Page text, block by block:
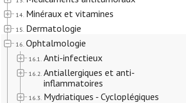
14. Minéraux et vitamines
15. Dermatologie
16. Ophtalmologie
16.1. Anti-infectieux
16.2. Antiallergiques et anti-
inflammatoires
16.3. Mydriatiques - Cycloplégiques